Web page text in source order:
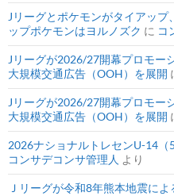
Jリーグとポケモンがタイアッ
ップポケモンはヨルノズク に コ
Jリーグが2026/27開幕プロモー
大規模交通広告（OOH）を展開
Jリーグが2026/27開幕プロモー
大規模交通広告（OOH）を展開
2026ナショナルトレセンU-14
コンサデコンサ管理人 より
Ｊリーグが令和8年熊本地震に